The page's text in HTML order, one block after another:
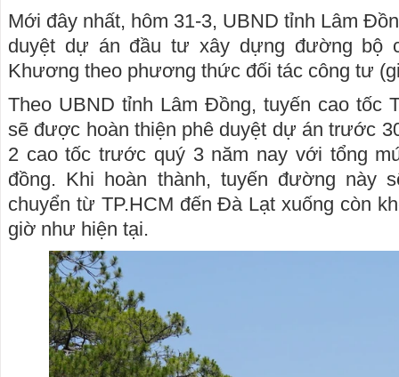
Mới đây nhất, hôm 31-3, UBND tỉnh Lâm
duyệt dự án đầu tư xây dựng đường bộ
Khương theo phương thức đối tác công tư
Theo UBND tỉnh Lâm Đồng, tuyến cao tốc
sẽ được hoàn thiện phê duyệt dự án trước
2 cao tốc trước quý 3 năm nay với tổng
đồng. Khi hoàn thành, tuyến đường này
chuyển từ TP.HCM đến Đà Lạt xuống còn
giờ như hiện tại.